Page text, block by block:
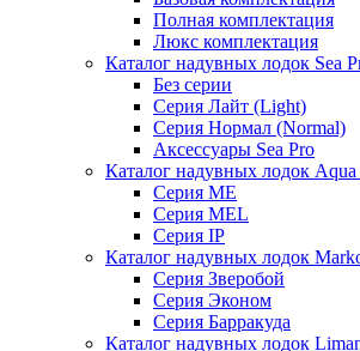
Полная комплектация
Люкс комплектация
Каталог надувных лодок Sea
Без серии
Серия Лайт (Light)
Серия Нормал (Normal)
Аксессуары Sea Pro
Каталог надувных лодок Aqua
Серия ME
Серия MEL
Серия IP
Каталог надувных лодок
Серия Зверобой
Серия Эконом
Серия Барракуда
Каталог надувных лодок